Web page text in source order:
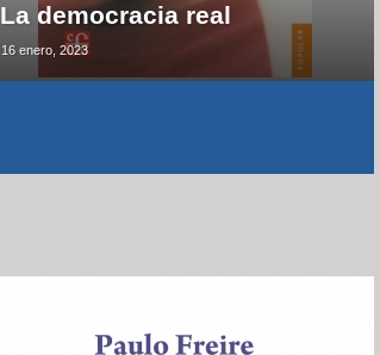
La democracia real
16 enero, 2023